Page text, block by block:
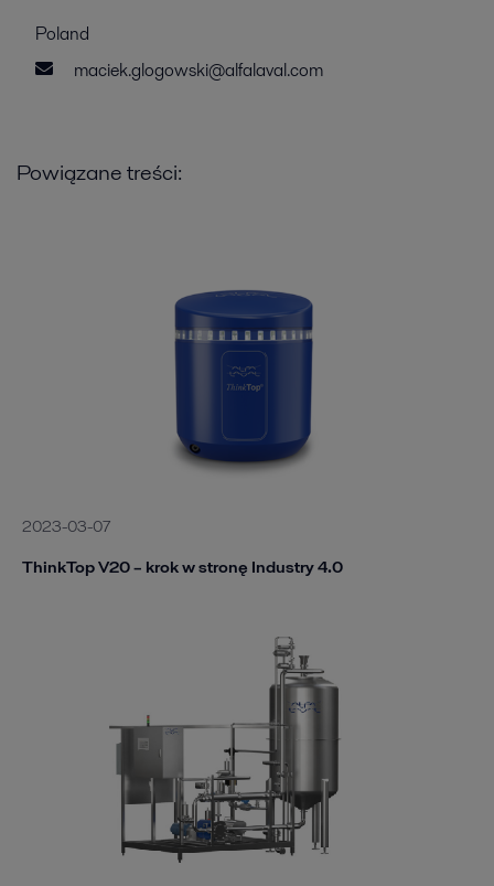
Poland
maciek.glogowski@alfalaval.com
Powiązane treści:
2023-03-07
ThinkTop V20 – krok w stronę Industry 4.0